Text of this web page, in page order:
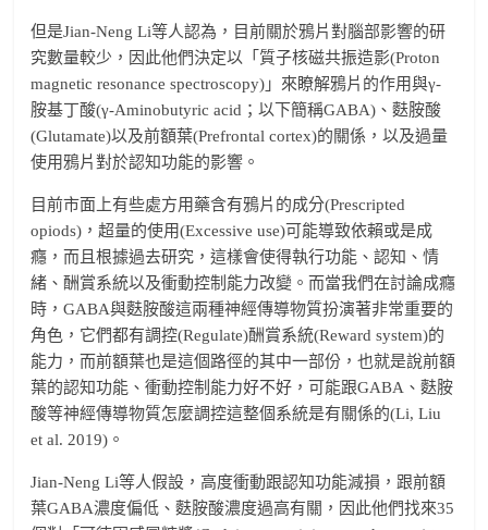
但是Jian-Neng Li等人認為，目前關於鴉片對腦部影響的研
究數量較少，因此他們決定以「質子核磁共振造影(Proton
magnetic resonance spectroscopy)」來瞭解鴉片的作用與γ-
胺基丁酸(γ-Aminobutyric acid；以下簡稱GABA)、麩胺酸
(Glutamate)以及前額葉(Prefrontal cortex)的關係，以及過量
使用鴉片對於認知功能的影響。
目前市面上有些處方用藥含有鴉片的成分(Prescripted
opiods)，超量的使用(Excessive use)可能導致依賴或是成
癮，而且根據過去研究，這樣會使得執行功能、認知、情
緒、酬賞系統以及衝動控制能力改變。而當我們在討論成癮
時，GABA與麩胺酸這兩種神經傳導物質扮演著非常重要的
角色，它們都有調控(Regulate)酬賞系統(Reward system)的
能力，而前額葉也是這個路徑的其中一部份，也就是說前額
葉的認知功能、衝動控制能力好不好，可能跟GABA、麩胺
酸等神經傳導物質怎麼調控這整個系統是有關係的(Li, Liu
et al. 2019)。
Jian-Neng Li等人假設，高度衝動跟認知功能減損，跟前額
葉GABA濃度偏低、麩胺酸濃度過高有關，因此他們找來35